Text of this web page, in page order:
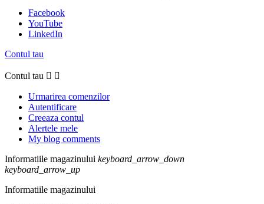
Facebook
YouTube
LinkedIn
Contul tau
Contul tau  
Urmarirea comenzilor
Autentificare
Creeaza contul
Alertele mele
My blog comments
Informatiile magazinului keyboard_arrow_down
keyboard_arrow_up
Informatiile magazinului